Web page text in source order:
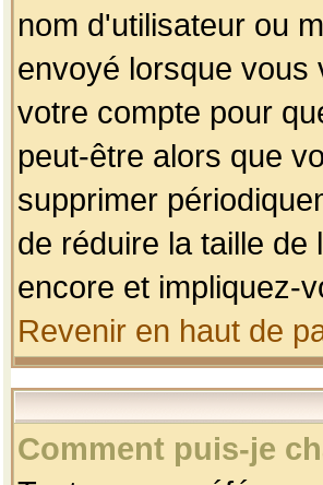
nom d'utilisateur ou
envoyé lorsque vous
votre compte pour
peut-être alors que
supprimer
de réduire la taille
encore et impliquez-
Revenir en haut de
Comment puis-je